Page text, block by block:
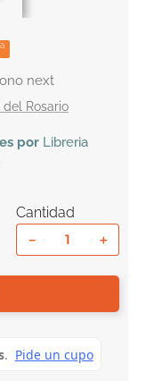
Rosario
por Libreria
Cantidad
＋
－